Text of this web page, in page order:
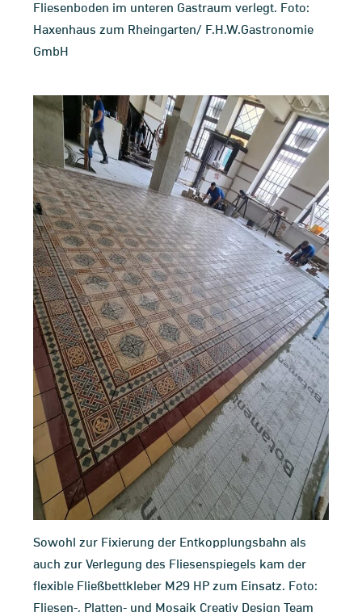
Fliesenboden im unteren Gastraum verlegt. Foto:
Haxenhaus zum Rheingarten/ F.H.W.Gastronomie
GmbH
Sowohl zur Fixierung der Entkopplungsbahn als
auch zur Verlegung des Fliesenspiegels kam der
flexible Fließbettkleber M29 HP zum Einsatz. Foto:
Fliesen-, Platten- und Mosaik Creativ Design Team